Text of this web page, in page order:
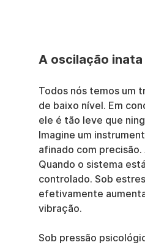
A oscilação
Todos nós temos um
de baixo nível. Em
ele é tão leve que
Imagine um
afinado com precisão.
Quando o sistema
controlado. Sob
efetivamente
vibração.
Sob pressão